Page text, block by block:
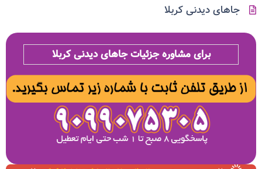
جاهای دیدنی کربلا
برای مشاوره جزئیات جاهای دیدنی کربلا